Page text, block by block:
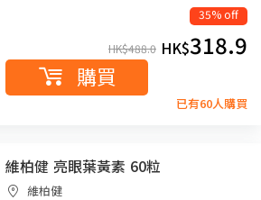
35% off
HK$488.0 HK$318.9
購買
已有60人購買
維柏健 亮眼葉黃素 60粒
維柏健